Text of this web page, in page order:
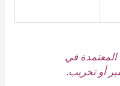
في
أو تخريب.